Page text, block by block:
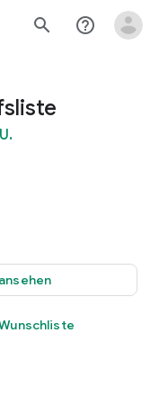
search help_outline